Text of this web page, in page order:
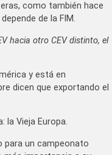
como también hace
de la FIM.
hacia otro CEV distinto, el
y está en
dicen que exportando el
la Vieja Europa.
para un campeonato